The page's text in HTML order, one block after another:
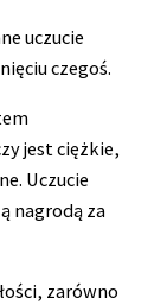
uczucie
czegoś.
jest ciężkie,
Uczucie
nagrodą za
zarówno